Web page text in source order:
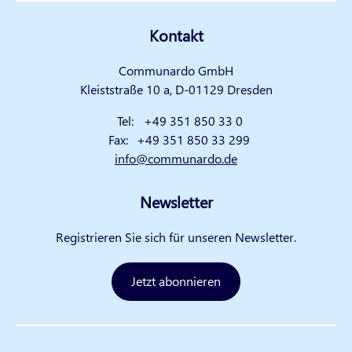
Kontakt
Communardo GmbH
Kleiststraße 10 a, D-01129 Dresden
Tel:
+49 351 850 33 0
Fax: +49 351 850 33 299
info@communardo.de
Newsletter
Registrieren Sie sich für unseren Newsletter.
Jetzt abonnieren